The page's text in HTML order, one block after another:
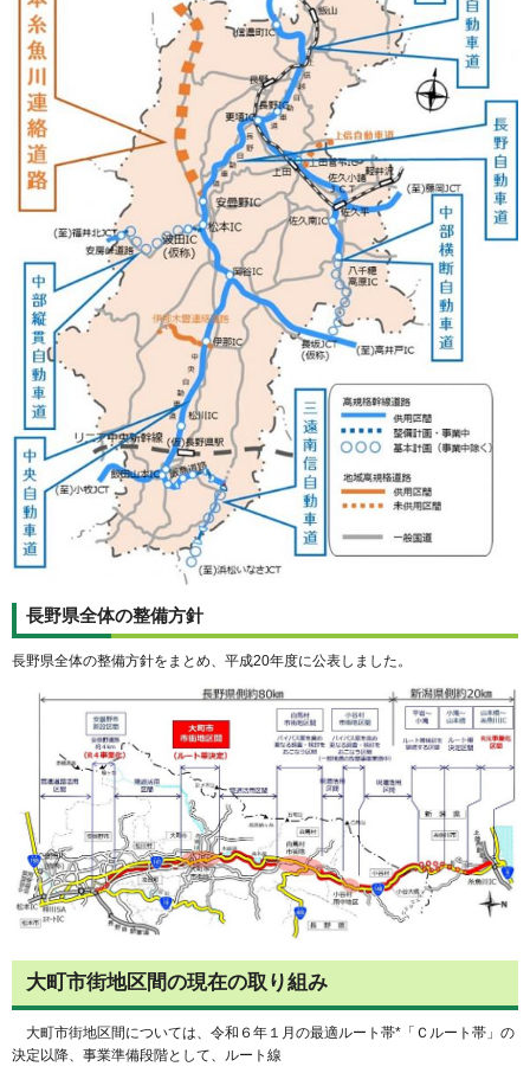
長野県全体の整備方針
長野県全体の整備方針をまとめ、平成20年度に公表しました。
大町市街地区間の現在の取り組み
大町市街地区間については、令和６年１月の最適ルート帯*「Ｃルート帯」の
決定以降、事業準備段階として、ルート線